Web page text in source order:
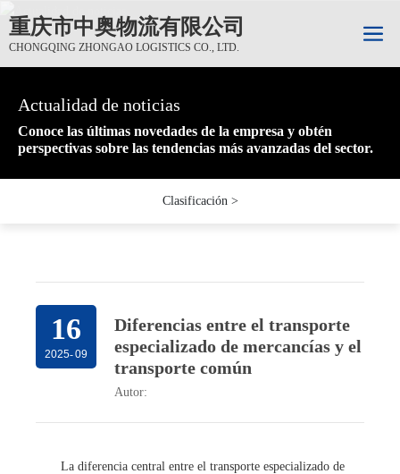
重庆市中奥物流有限公司
CHONGQING ZHONGAO LOGISTICS CO., LTD.
Actualidad de noticias
Conoce las últimas novedades de la empresa y obtén
perspectivas sobre las tendencias más avanzadas del sector.
Actualidad de noticias
Conoce las últimas novedades de la empresa y obtén
perspectivas sobre las tendencias más avanzadas del sector.
Actualidad de noticias
Conoce las últimas novedades de la empresa y obtén
perspectivas sobre las tendencias más avanzadas del sector.
Clasificación >
16
2025-09
Diferencias entre el transporte
especializado de mercancías y el
transporte común
Autor:
La diferencia central entre el transporte especializado de